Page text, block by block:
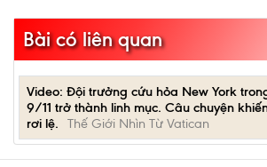
Bài có liên quan
Video: Đội trưởng cứu hỏa New York
9/11 trở thành linh mục. Câu chuyện
rơi lệ.
Thế Giới Nhìn Từ Vatican